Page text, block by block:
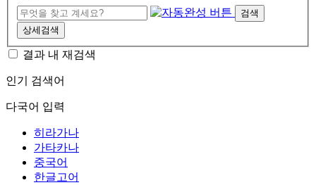
검색
상세검색
결과 내 재검색
인기 검색어
다국어 입력
히라가나
가타카나
중국어
한글고어